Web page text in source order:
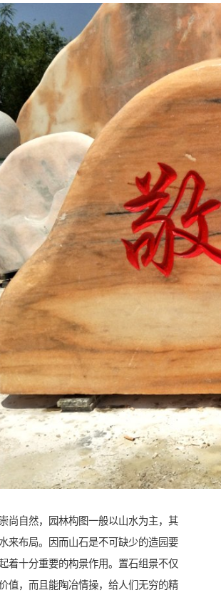
尚自然，园林构图一般以山水为主，其
来布局。因而山石是不可缺少的造园要
着十分重要的构景作用。置石组景不仅
值，而且能陶冶情操，给人们无穷的精